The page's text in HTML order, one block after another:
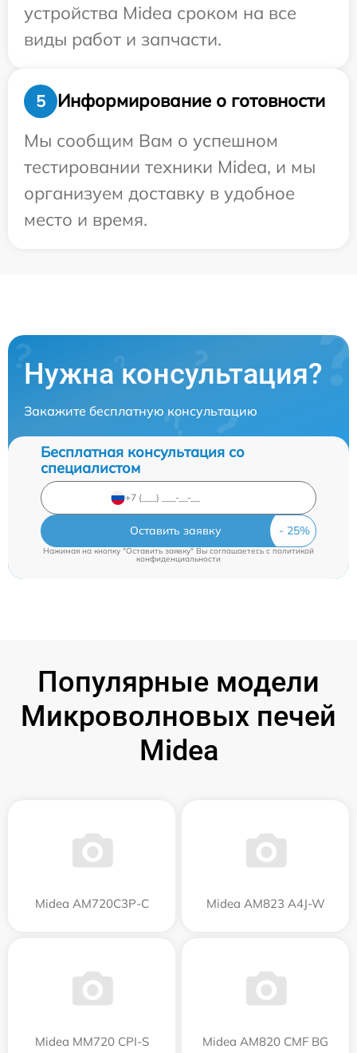
устройства Midea сроком на все
виды работ и запчасти.
5
Информирование о готовности
Мы сообщим Вам о успешном
тестировании техники Midea, и мы
организуем доставку в удобное
место и время.
Нужна консультация?
Закажите бесплатную консультацию
Бесплатная консультация со
специалистом
Оставить заявку
Нажимая на кнопку "Оставить заявку" Вы соглашаетесь cполитикой
конфиденциальности
Популярные модели
Микроволновых печей
Midea
Midea AM720C3P-C Midea AM823 A4J-W
Midea MM720 CPI-S Midea AM820 CMF BG